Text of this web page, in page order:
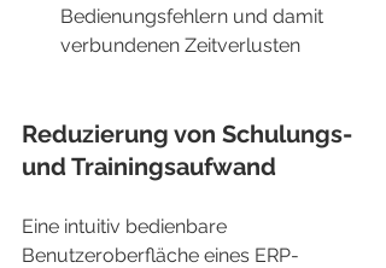
Bedienungsfehlern und damit
verbundenen Zeitverlusten
Reduzierung von Schulungs-
und Trainingsaufwand
Eine intuitiv bedienbare
Benutzeroberfläche eines ERP-